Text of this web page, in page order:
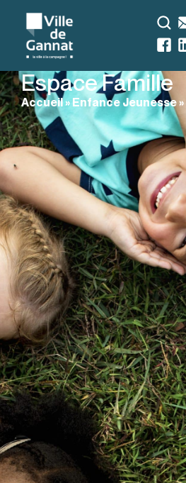
Espace Famille
Accueil» Enfance Jeunesse »